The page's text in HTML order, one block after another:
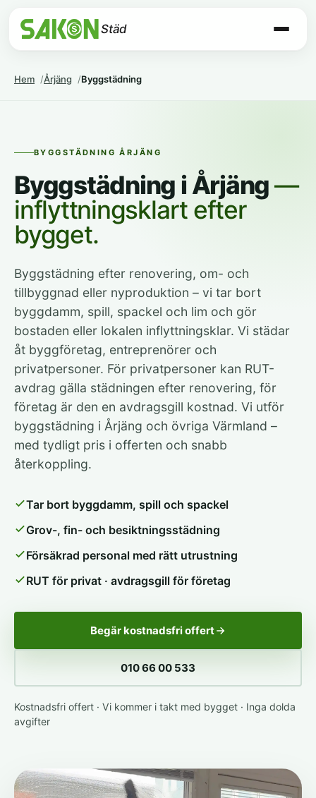
Städ
Hem Årjäng Byggstädning
BYGGSTÄDNING ÅRJÄNG
Byggstädning i Årjäng—
inflyttningsklart efter
bygget.
Byggstädning efter renovering, om- och
tillbyggnad eller nyproduktion – vi tar bort
byggdamm, spill, spackel och lim och gör
bostaden eller lokalen inflyttningsklar. Vi städar
åt byggföretag, entreprenörer och
privatpersoner. För privatpersoner kan RUT-
avdrag gälla städningen efter renovering, för
företag är den en avdragsgill kostnad. Vi utför
byggstädning i Årjäng och övriga Värmland –
med tydligt pris i offerten och snabb
återkoppling.
Tar bort byggdamm, spill och spackel
Grov-, fin- och besiktningsstädning
Försäkrad personal med rätt utrustning
RUT för privat · avdragsgill för företag
Begär kostnadsfri offert
010 66 00 533
Kostnadsfri offert · Vi kommer i takt med bygget · Inga dolda
avgifter